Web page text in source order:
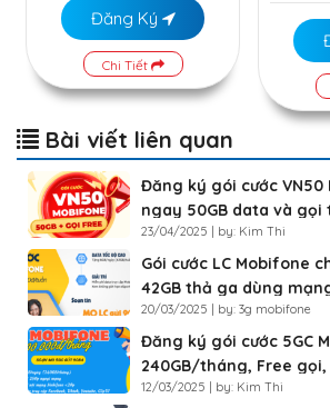
Đăng Ký
Chi Tiết
Bài viết liên quan
Đăng ký gói cước VN50
ngay 50GB data và gọi
23/04/2025 | by: Kim Thi
Gói cước LC Mobifone
42GB thả ga dùng
20/03/2025 | by: 3g mobifone
Đăng ký gói cước 5GC
240GB/tháng, Free gọi,
12/03/2025 | by: Kim Thi